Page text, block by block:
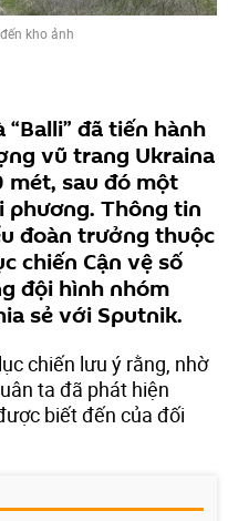
kho ảnh
“Balli” đã tiến hành
vũ trang Ukraina
mét, sau đó một
phương. Thông tin
đoàn trưởng thuộc
chiến Cận vệ số
đội hình nhóm
sẻ với Sputnik.
chiến lưu ý rằng, nhờ
ta đã phát hiện
biết đến của đối